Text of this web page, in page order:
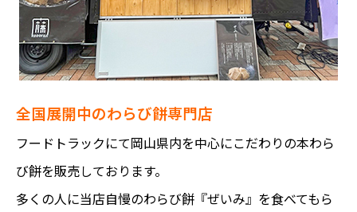
全国展開中のわらび餅専門店
フードトラックにて岡山県内を中心にこだわりの本わら
び餅を販売しております。
多くの人に当店自慢のわらび餅『ぜいみ』を食べてもら